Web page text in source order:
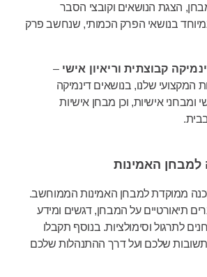
הצגת הנושאים וקובצי הסבר
בנושאי הפרק הכמותי, שנחשב פרק
קבוצתית וריאיון אישי –
המקצועי שלנו, בנושאים דינמיקה
ומבחני אישיות, וכן מבחן אישיות
למבחן האמינות
ממוקדת למבחן האמינות הממוחשב.
תיאורטיים על המבחן, דגשים ומידע
לתרגול וסימולציות. בנוסף תקבלו
שלכם ועל דרך ההתנהלות שלכם